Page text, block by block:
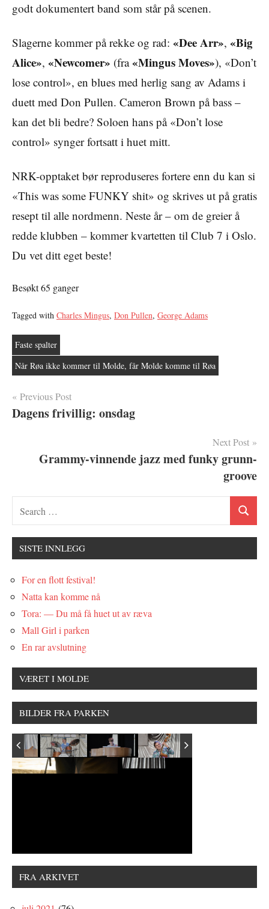
godt dokumentert band som står på scenen.
Slagerne kommer på rekke og rad: «Dee Arr», «Big
Alice», «Newcomer» (fra«Mingus Moves»), «Don’t
lose control», en blues med herlig sang av Adams i
duett med Don Pullen. Cameron Brown på bass –
kan det bli bedre? Soloen hans på «Don’t lose
control» synger fortsatt i huet mitt.
NRK-opptaket bør reproduseres fortere enn du kan si
«This was some FUNKY shit» og skrives ut på gratis
resept til alle nordmenn. Neste år – om de greier å
redde klubben – kommer kvartetten til Club 7 i Oslo.
Du vet ditt eget beste!
Besøkt 65 ganger
Tagged with Charles Mingus, Don Pullen, George Adams
Faste spalter
Når Røa ikke kommer til Molde, får Molde komme til Røa
Innleggsnavigasjon
Previous Post
Dagens frivillig: onsdag
Next Post
Grammy-vinnende jazz med funky grunn-
groove
SISTE INNLEGG
For en flott festival!
Natta kan komme nå
Tora: — Du må få huet ut av ræva
Mall Girl i parken
En rar avslutning
VÆRET I MOLDE
BILDER FRA PARKEN
FRA ARKIVET